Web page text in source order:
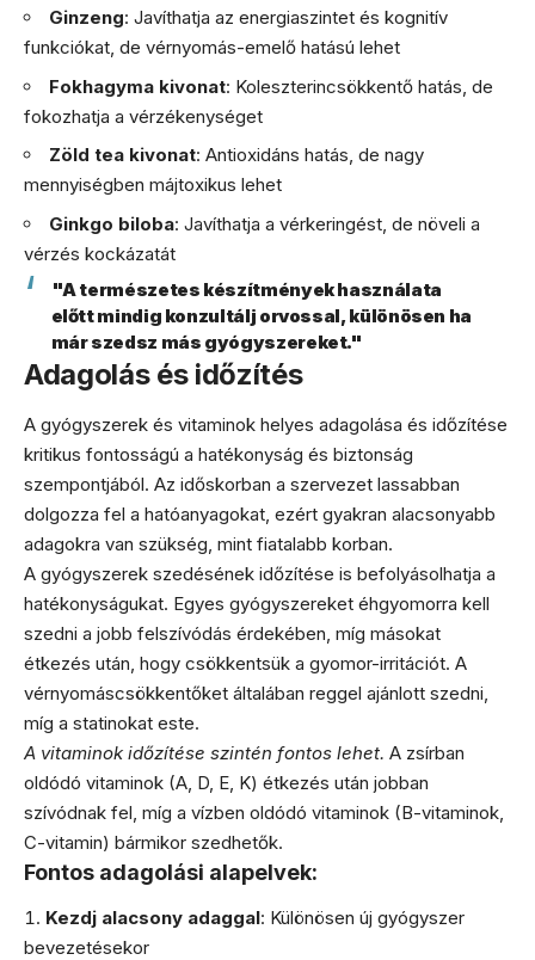
Ginzeng: Javíthatja az energiaszintet és kognitív
funkciókat, de vérnyomás-emelő hatású lehet
Fokhagyma kivonat: Koleszterincsökkentő hatás, de
fokozhatja a vérzékenységet
Zöld tea kivonat: Antioxidáns hatás, de nagy
mennyiségben májtoxikus lehet
Ginkgo biloba: Javíthatja a vérkeringést, de növeli a
vérzés kockázatát
"A természetes készítmények használata
előtt mindig konzultálj orvossal, különösen ha
már szedsz más gyógyszereket."
Adagolás és időzítés
A gyógyszerek és vitaminok helyes adagolása és időzítése
kritikus fontosságú a hatékonyság és biztonság
szempontjából. Az időskorban a szervezet lassabban
dolgozza fel a hatóanyagokat, ezért gyakran alacsonyabb
adagokra van szükség, mint fiatalabb korban.
A gyógyszerek szedésének időzítése is befolyásolhatja a
hatékonyságukat. Egyes gyógyszereket éhgyomorra kell
szedni a jobb felszívódás érdekében, míg másokat
étkezés után, hogy csökkentsük a gyomor-irritációt. A
vérnyomáscsökkentőket általában reggel ajánlott szedni,
míg a statinokat este.
A vitaminok időzítése szintén fontos lehet. A zsírban
oldódó vitaminok (A, D, E, K) étkezés után jobban
szívódnak fel, míg a vízben oldódó vitaminok (B-vitaminok,
C-vitamin) bármikor szedhetők.
Fontos adagolási alapelvek:
Kezdj alacsony adaggal: Különösen új gyógyszer
bevezetésekor